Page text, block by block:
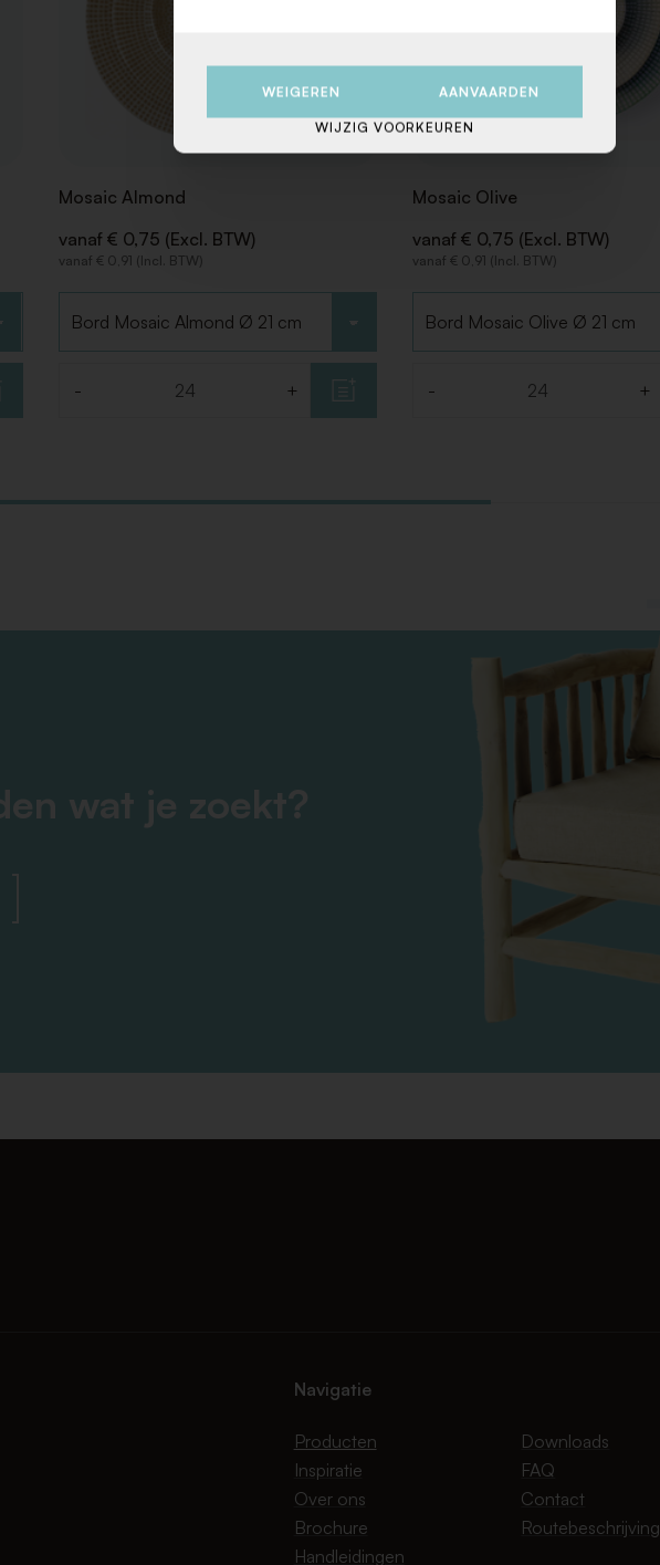
Mosaic Almond
vanaf € 0,75 (Excl. BTW)
vanaf € 0,91 (Incl. BTW)
- +
Mosaic Olive
vanaf € 0,75 (Excl. BTW)
vanaf € 0,91 (Incl. BTW)
- +
wat je zoekt?
Navigatie
Producten
Inspiratie
Over ons
Brochure
Handleidingen
Downloads
FAQ
Contact
Routebeschrijving
WEIGEREN AANVAARDEN
WIJZIG VOORKEUREN